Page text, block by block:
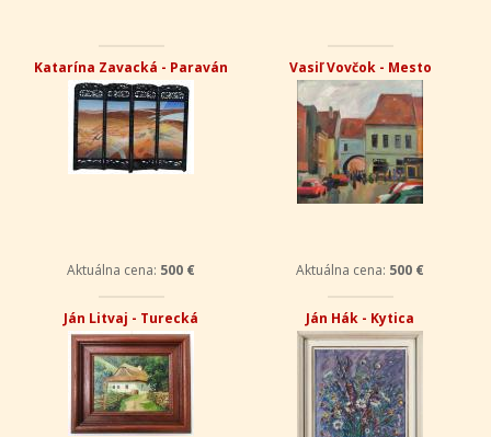
Katarína Zavacká - Paraván
Aktuálna cena: 500 €
Vasiľ Vovčok - Mesto
Aktuálna cena: 500 €
Ján Litvaj - Turecká Ján Hák - Kytica